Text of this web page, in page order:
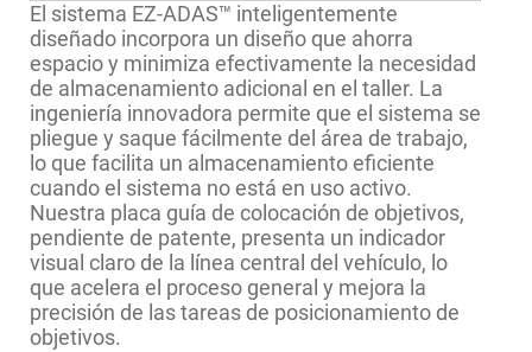
El sistema EZ-ADAS™ inteligentemente
diseñado incorpora un diseño que ahorra
espacio y minimiza efectivamente la necesidad
de almacenamiento adicional en el taller. La
ingeniería innovadora permite que el sistema se
pliegue y saque fácilmente del área de trabajo,
lo que facilita un almacenamiento eficiente
cuando el sistema no está en uso activo.
Nuestra placa guía de colocación de objetivos,
pendiente de patente, presenta un indicador
visual claro de la línea central del vehículo, lo
que acelera el proceso general y mejora la
precisión de las tareas de posicionamiento de
objetivos.